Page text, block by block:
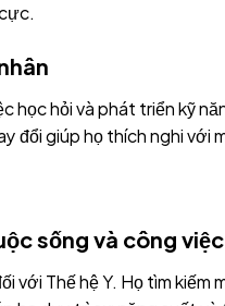
hỏi và phát triển kỹ
đổi giúp họ thích nghi
sống và công việc
Thế hệ Y. Họ tìm